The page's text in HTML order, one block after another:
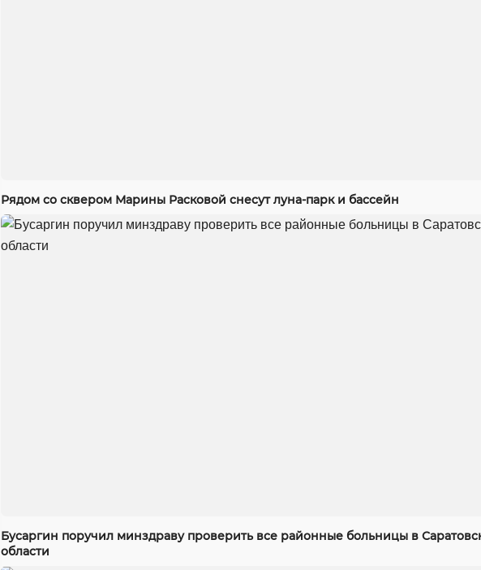
Рядом со сквером Марины Расковой снесут луна-парк и бассейн
Бусаргин поручил минздраву проверить все районные больницы в
области